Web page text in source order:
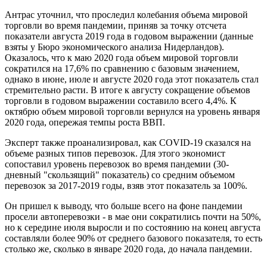
Антрас уточнил, что проследил колебания объема мировой
торговли во время пандемии, приняв за точку отсчета
показатели августа 2019 года в годовом выражении (данные
взяты у Бюро экономического анализа Нидерландов).
Оказалось, что к маю 2020 года объем мировой торговли
сократился на 17,6% по сравнению с базовым значением,
однако в июне, июле и августе 2020 года этот показатель стал
стремительно расти. В итоге к августу сокращение объемов
торговли в годовом выражении составило всего 4,4%. К
октябрю объем мировой торговли вернулся на уровень января
2020 года, опережая темпы роста ВВП.
Эксперт также проанализировал, как COVID-19 сказался на
объеме разных типов перевозок. Для этого экономист
сопоставил уровень перевозок во время пандемии (30-
дневный "скользящий" показатель) со средним объемом
перевозок за 2017-2019 годы, взяв этот показатель за 100%.
Он пришел к выводу, что больше всего на фоне пандемии
просели автоперевозки - в мае они сократились почти на 50%,
но к середине июля выросли и по состоянию на конец августа
составляли более 90% от среднего базового показателя, то есть
столько же, сколько в январе 2020 года, до начала пандемии.